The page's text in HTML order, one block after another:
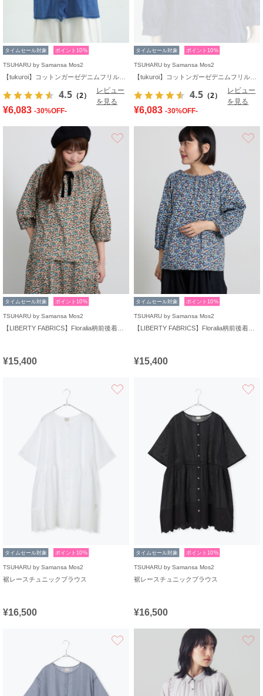
タイムセール対象 ポイント10%
TSUHARU by Samansa Mos2
4.5 （2）
レビュー
を見る
¥6,083 -30%OFF-
タイムセール対象 ポイント10%
TSUHARU by Samansa Mos2
4.5 （2）
レビュー
を見る
¥6,083 -30%OFF-
タイムセール対象 ポイント10%
TSUHARU by Samansa Mos2
¥15,400
タイムセール対象 ポイント10%
TSUHARU by Samansa Mos2
¥15,400
タイムセール対象 ポイント10%
TSUHARU by Samansa Mos2
裾レースチュニックブラウス
¥16,500
タイムセール対象 ポイント10%
TSUHARU by Samansa Mos2
裾レースチュニックブラウス
¥16,500